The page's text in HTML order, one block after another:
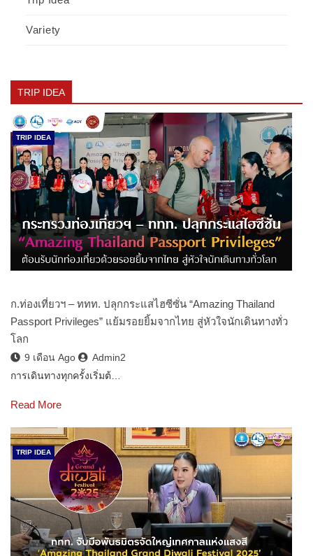
Variety
TRIP IDEA
TRIP IDEA
ก.ท่องเที่ยวฯ – ททท. ปลุกกระแสไฮซีซั่น “Amazing Thailand
Passport Privileges” แย้มรอยยิ้มจากไทย สู่หัวใจนักเดินทางทั่ว
โลก
9 เดือน Ago
Admin2
การเดินทางทุกครั้งเริ่มต้…
Read More
TRIP IDEA